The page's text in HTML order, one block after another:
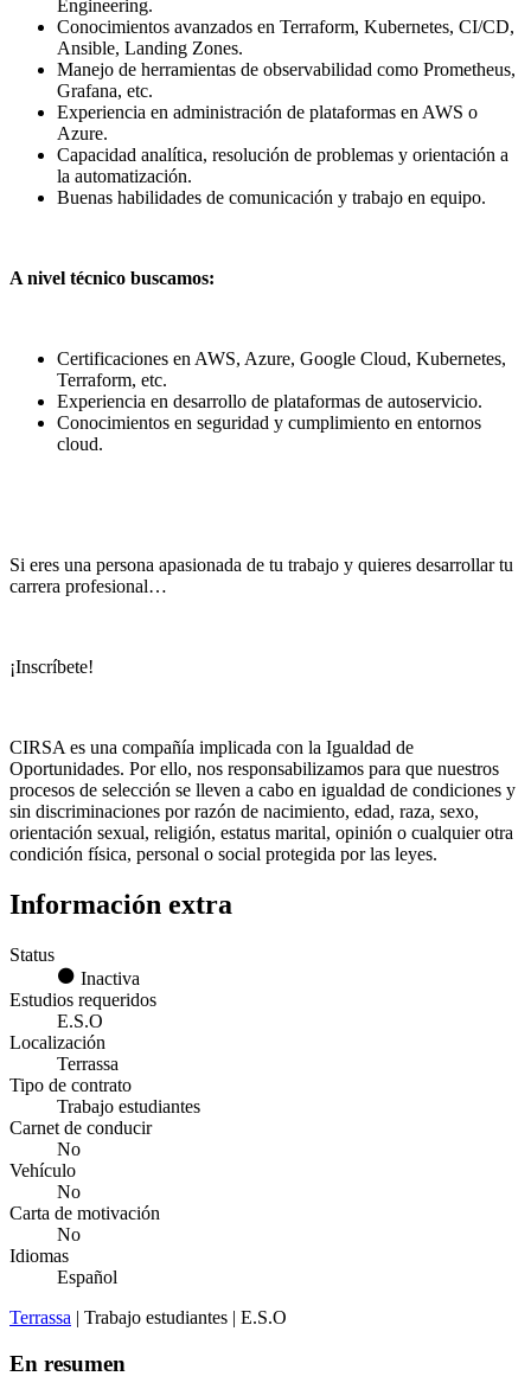
Engineering.
Conocimientos avanzados en Terraform, Kubernetes, CI/CD,
Ansible, Landing Zones.
Manejo de herramientas de observabilidad como Prometheus,
Grafana, etc.
Experiencia en administración de plataformas en AWS o
Azure.
Capacidad analítica, resolución de problemas y orientación a
la automatización.
Buenas habilidades de comunicación y trabajo en equipo.
A nivel técnico buscamos:
Certificaciones en AWS, Azure, Google Cloud, Kubernetes,
Terraform, etc.
Experiencia en desarrollo de plataformas de autoservicio.
Conocimientos en seguridad y cumplimiento en entornos
cloud.
Si eres una persona apasionada de tu trabajo y quieres desarrollar tu
carrera profesional…
¡Inscríbete!
CIRSA es una compañía implicada con la Igualdad de
Oportunidades. Por ello, nos responsabilizamos para que nuestros
procesos de selección se lleven a cabo en igualdad de condiciones y
sin discriminaciones por razón de nacimiento, edad, raza, sexo,
orientación sexual, religión, estatus marital, opinión o cualquier otra
condición física, personal o social protegida por las leyes.
Información extra
Status
Inactiva
Estudios requeridos
E.S.O
Localización
Terrassa
Tipo de contrato
Trabajo estudiantes
Carnet de conducir
No
Vehículo
No
Carta de motivación
No
Idiomas
Español
Terrassa | Trabajo estudiantes | E.S.O
En resumen